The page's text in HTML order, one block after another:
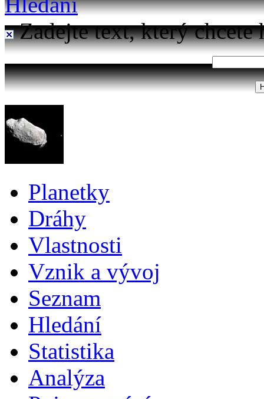
Zadejte text, který chcete
Planetky
Dráhy
Vlastnosti
Vznik a vývoj
Seznam
Hledání
Statistika
Analýza